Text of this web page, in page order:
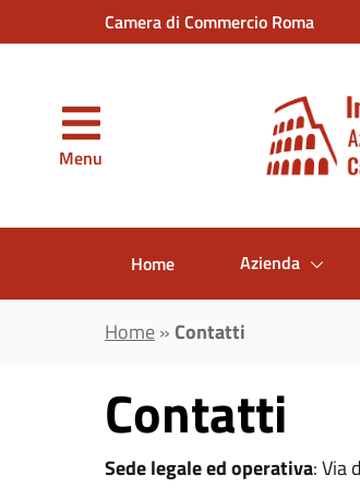
al contenuto principale
Camera di Commercio Roma
Menu
Home
Azienda
Home» Contatti
Contatti
Sede legale ed operativa: Via